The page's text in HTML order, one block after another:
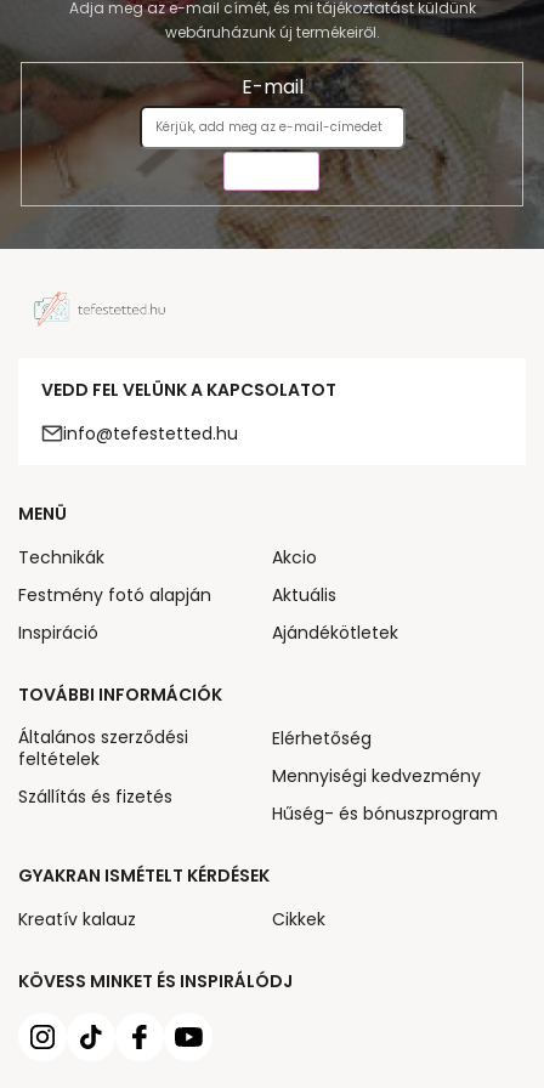
Adja meg az e-mail címét, és mi tájékoztatást küldünk
webáruházunk új termékeiről.
E-mail
VEDD FEL VELÜNK A KAPCSOLATOT
info@tefestetted.hu
KÖVESS MINKET ÉS INSPIRÁLÓDJ
MENÜ
Technikák
Festmény fotó alapján
Inspiráció
Akcio
Aktuális
Ajándékötletek
TOVÁBBI INFORMÁCIÓK
Általános szerződési
feltételek
Szállítás és fizetés
Elérhetőség
Mennyiségi kedvezmény
Hűség- és bónuszprogram
GYAKRAN ISMÉTELT KÉRDÉSEK
Kreatív kalauz
Cikkek